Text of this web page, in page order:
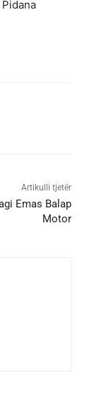
Artikulli tjetër
Emas Balap
Motor